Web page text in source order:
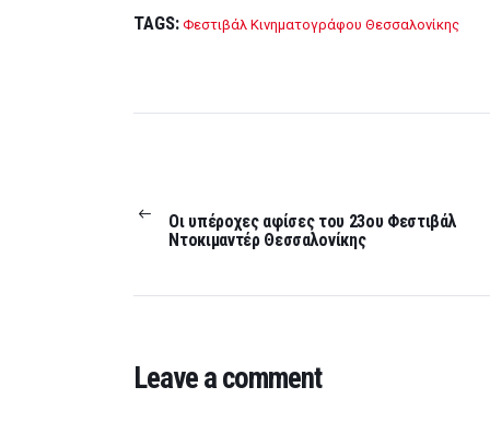
TAGS: Φεστιβάλ Κινηματογράφου Θεσσαλονίκης
POST:
Οι υπέροχες αφίσες του 23ου Φεστιβάλ
Ντοκιμαντέρ Θεσσαλονίκης
Leave a comment